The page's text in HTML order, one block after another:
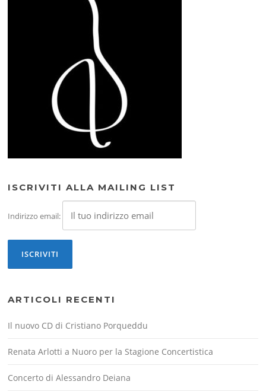
ISCRIVITI ALLA MAILING LIST
Indirizzo email:
ARTICOLI RECENTI
Il nuovo CD di Cristiano Porqueddu
Renata Arlotti a Nuoro per la Stagione Concertistica
Concerto di Alessandro Deiana